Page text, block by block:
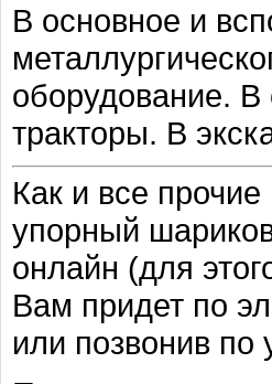
В основное и
оборудование.
тракторы. В
Как и все
упорный
онлайн (для
Вам придет по
или позвонив